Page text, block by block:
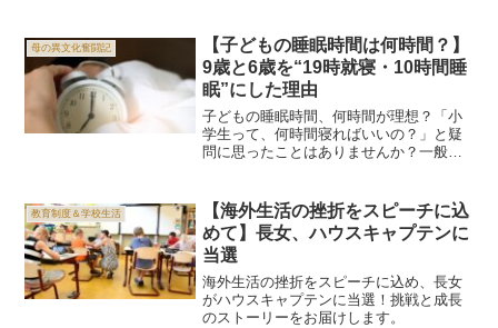
母の異文化奮闘記
【子どもの睡眠時間は何時間？】
9歳と6歳を“19時就寝・10時間睡
眠”にした理由
子どもの睡眠時間、何時間が理想？「小
学生って、何時間寝ればいいの？」と疑
問に思ったことはありませんか？一般的
す。ですが、実際にはそこまで寝られて
いない子どもも多いかも...
教育制度＆学校生活
【海外生活の挫折をスピーチに込
めて】長女、ハウスキャプテンに
当選
海外生活の挫折をスピーチに込め、長女
がハウスキャプテンに当選！挑戦と成長
のストーリーをお届けします。